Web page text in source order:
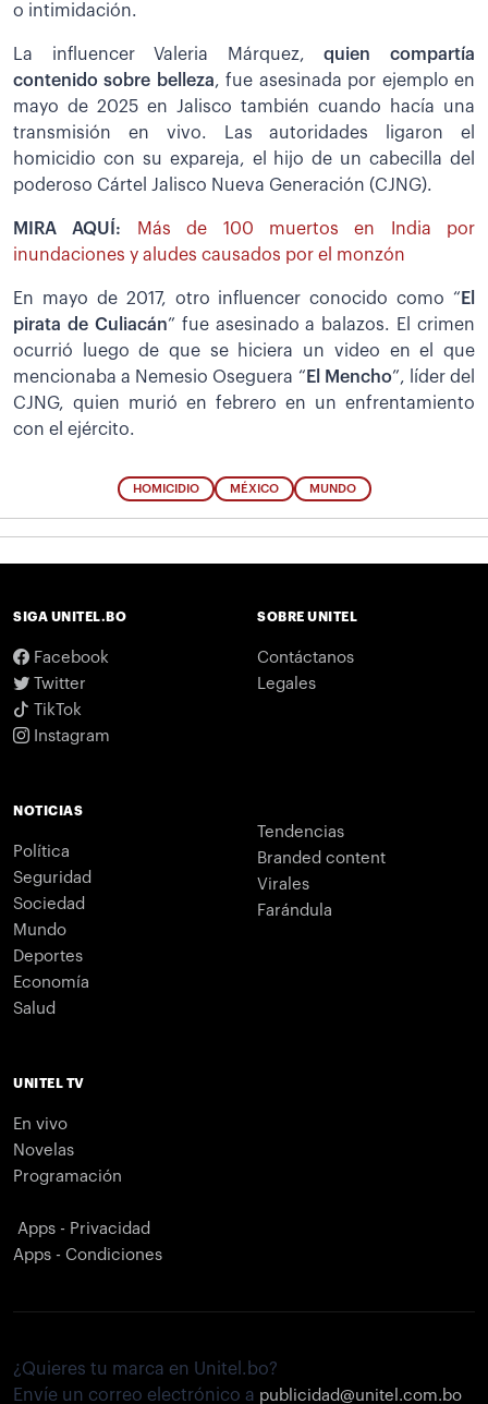
o intimidación.
La influencer Valeria Márquez,quien compartía
contenido sobre belleza, fue asesinada por ejemplo en
mayo de 2025 en Jalisco también cuando hacía una
transmisión en vivo. Las autoridades ligaron el
homicidio con su expareja, el hijo de un cabecilla del
poderoso Cártel Jalisco Nueva Generación (CJNG).
MIRA AQUÍ:
Más de 100 muertos en India por
inundaciones y aludes causados por el monzón
En mayo de 2017, otro influencer conocido como “ El
pirata de Culiacán” fue asesinado a balazos. El crimen
ocurrió luego de que se hiciera un video en el que
mencionaba a Nemesio Oseguera “ El Mencho”, líder del
CJNG, quien murió en febrero en un enfrentamiento
con el ejército.
HOMICIDIO MÉXICO MUNDO
SIGA UNITEL.BO
Facebook
Twitter
TikTok
Instagram
SOBRE UNITEL
Contáctanos
Legales
NOTICIAS
Política
Seguridad
Sociedad
Mundo
Deportes
Economía
Salud
Tendencias
Branded content
Virales
Farándula
UNITEL TV
En vivo
Novelas
Programación
Apps - Privacidad
Apps - Condiciones
¿Quieres tu marca en Unitel.bo?
Envíe un correo electrónico a publicidad@unitel.com.bo